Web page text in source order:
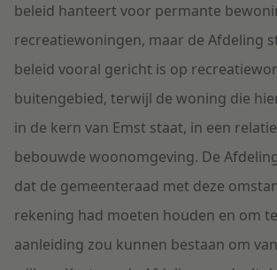
beleid hanteert voor permante
recreatiewoningen, maar de Afdeling
beleid vooral gericht is op
buitengebied, terwijl de woning die
in de kern van Emst staat, in een
bebouwde woonomgeving. De
dat de gemeenteraad met deze
rekening had moeten houden en om
aanleiding zou kunnen bestaan om